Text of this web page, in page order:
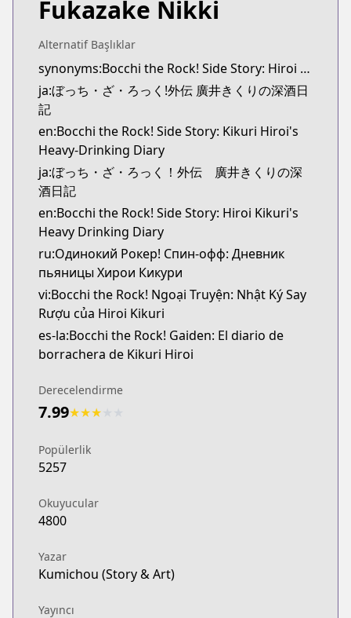
Official Raw
https://comic-fuz.com/manga/3354
Kitsu
Kitsu
https://kitsu.app/manga/67257
CDJapan
https://www.anime-planet.com/manga/https://
MangaUpdates
MangaUpdates
https://www.mangaupdates.com/
Book☆Walker
Book☆Walker
https://bookwalker.jp/series/452628/list
Official English
Official English
https://yenpress.com/series/bocchi-the-rock-
Fukazake Nikki
Alternatif Başlıklar
synonyms:Bocchi the Rock! Side Story: Hiroi Kikuri's Heavy Drinking Diary
ja:ぼっち・ざ・ろっく!外伝 廣井きくりの深酒日
記
en:Bocchi the Rock! Side Story: Kikuri Hiroi's
Heavy-Drinking Diary
ja:ぼっち・ざ・ろっく！外伝 廣井きくりの深
酒日記
en:Bocchi the Rock! Side Story: Hiroi Kikuri's
Heavy Drinking Diary
ru:Одинокий Рокер! Спин-офф: Дневник
пьяницы Хирои Кикури
vi:Bocchi the Rock! Ngoại Truyện: Nhật Ký Say
Rượu của Hiroi Kikuri
es-la:Bocchi the Rock! Gaiden: El diario de
borrachera de Kikuri Hiroi
Derecelendirme
7.99★★★
Popülerlik
5257
Okuyucular
4800
Yazar
Kumichou (Story & Art)
Yayıncı